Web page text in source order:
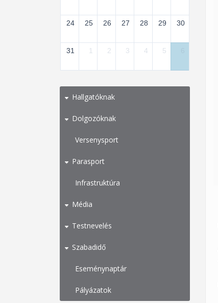
24 25 26 27 28 29 30
31 1 2 3 4 5
Hallgatóknak
Dolgozóknak
Versenysport
Parasport
Infrastruktúra
Média
Testnevelés
Szabadidő
Eseménynaptár
Pályázatok